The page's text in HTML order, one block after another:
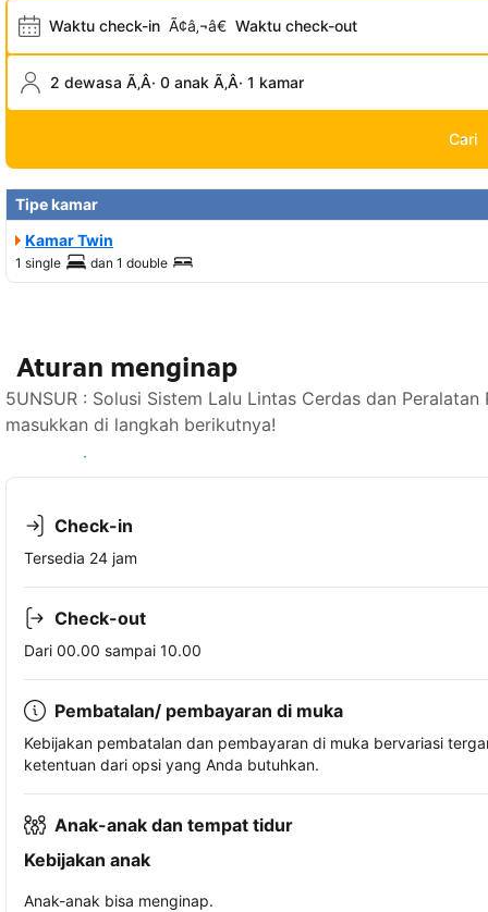
Waktu check-in Ã¢â‚¬â€ Waktu check-out
2 dewasa Ã‚Â· 0 anak Ã‚Â· 1 kamar
Cari
Tipe kamar
Kamar Twin
1 single dan 1 double
Aturan menginap
5UNSUR : Solusi Sistem Lalu Lintas Cerdas dan
masukkan di langkah berikutnya!
Lihat ketersediaan
Check-in
Tersedia 24 jam
Check-out
Dari 00.00 sampai 10.00
Pembatalan/ pembayaran di muka
Kebijakan pembatalan dan pembayaran di muka bervariasi
ketentuan dari opsi yang Anda butuhkan.
Anak-anak dan tempat tidur
Kebijakan anak
Anak-anak bisa menginap.